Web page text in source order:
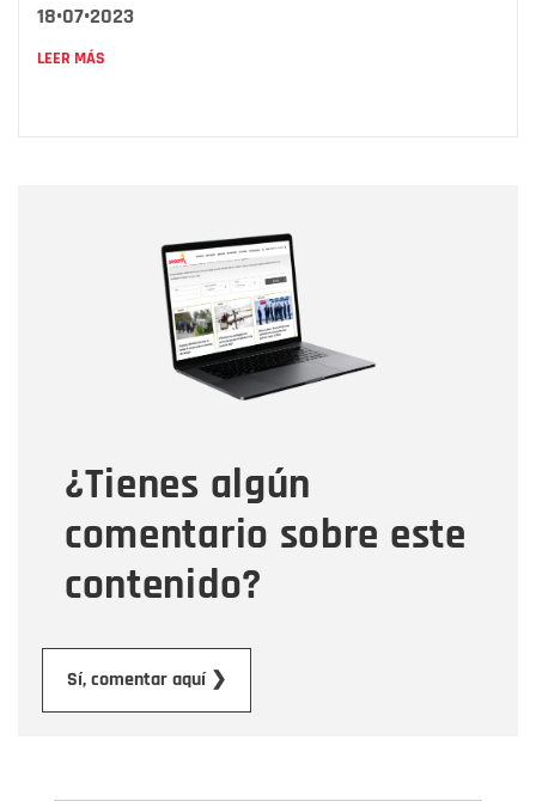
18•07•2023
LEER MÁS
¿Tienes algún
comentario sobre este
contenido?
Sí, comentar aquí ❯
Correo electrónico
Tipo de comentario
Mensaje